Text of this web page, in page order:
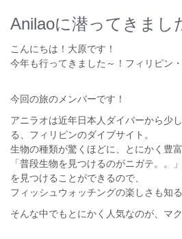
Anilaoに潜ってきまし
こんにちは！大原です！
今年も行ってきました～！フィリピン
今回の旅のメンバーです！
アニラオは近年日本人ダイバーから少
る、フィリピンのダイブサイト。
生物の種類が驚くほどに、とにかく豊富
「普段生物を見つけるのがニガテ。。
を見つけることができるので、
フィッシュウォッチングの楽しさも知
そんな中でもとにかく人気なのが、マク